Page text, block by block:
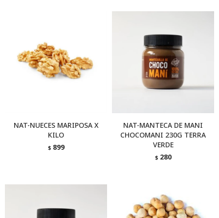
NAT-NUECES MARIPOSA X
KILO
$ 899
NAT-MANTECA DE MANI
CHOCOMANI 230G TERRA
VERDE
$ 280